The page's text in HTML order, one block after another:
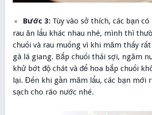
Bước 3:Tùy vào sở thích, các bạn
rau ăn lẩu khác nhau nhé, mình thì
chuối và rau muống vì khi măm thấy
gà lá giang. Bắp chuối thái sợi, ngâm
khử bớt độ chát và để hoa bắp chuối
lại. Đến khi gần măm lẩu, các bạn mới
sạch cho ráo nước nhé.